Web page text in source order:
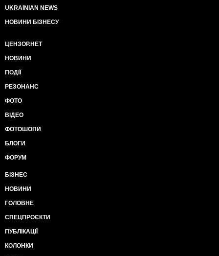
UKRAINIAN NEWS
НОВИНИ БІЗНЕСУ
ЦЕНЗОР.НЕТ
НОВИНИ
ПОДІЇ
РЕЗОНАНС
ФОТО
ВІДЕО
ФОТОШОПИ
БЛОГИ
ФОРУМ
БІЗНЕС
НОВИНИ
ГОЛОВНЕ
СПЕЦПРОЄКТИ
ПУБЛІКАЦІЇ
КОЛОНКИ